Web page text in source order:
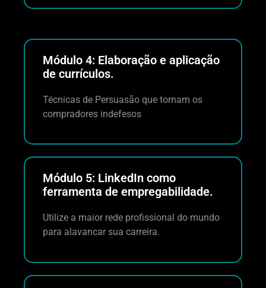
Módulo 4: Elaboração e aplicação
de currículos.
Técnicas de Persuasão que tornam os
compradores indefesos
Módulo 5: LinkedIn como
ferramenta de empregabilidade.
Utilize a maior rede profissional do mundo
para alavancar sua carreira.